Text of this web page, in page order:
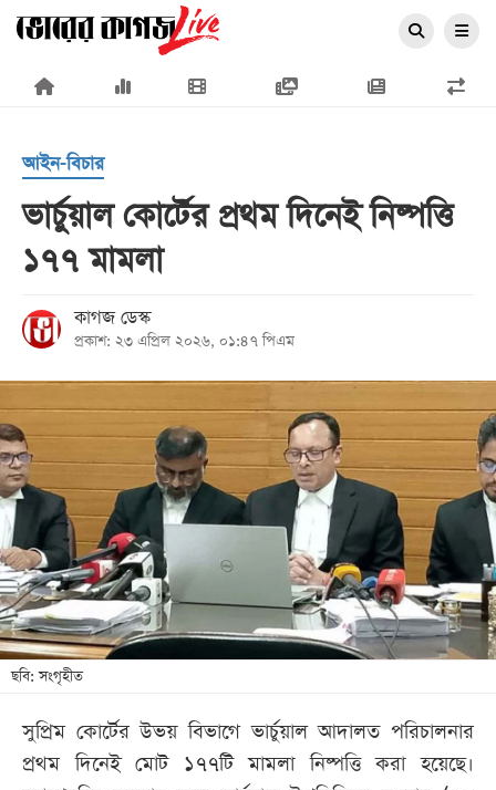
×
প্রচ্ছদ
জাতীয়
রাজনীতি
আন্তর্জাতিক
খেলা
বিনোদন
লাইফ
স্টাইল
শিক্ষা
সব
বিভাগ
আইন-বিচার
ভার্চুয়াল কোর্টের প্রথম দিনেই নিষ্পত্তি
১৭৭ মামলা
কাগজ ডেস্ক
প্রকাশ: ২৩ এপ্রিল ২০২৬, ০১:৪৭ পিএম
ছবি: সংগৃহীত
সুপ্রিম কোর্টের উভয় বিভাগে ভার্চুয়াল আদালত পরিচালনার
প্রথম দিনেই মোট ১৭৭টি মামলা নিষ্পত্তি করা হয়েছে।